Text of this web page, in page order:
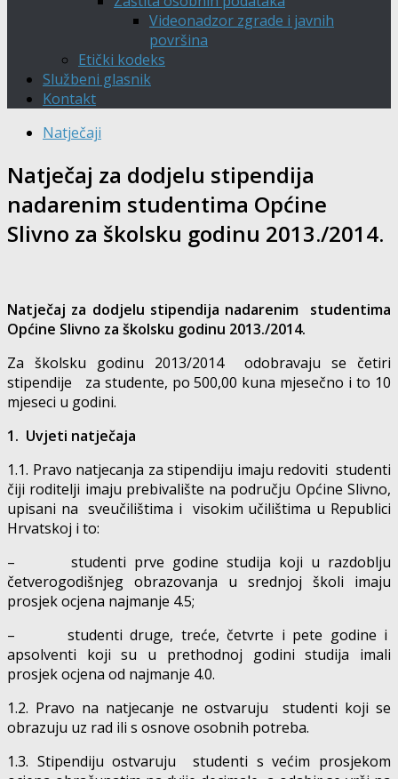
Videonadzor zgrade i javnih
površina
Etički kodeks
Službeni glasnik
Kontakt
Natječaji
Natječaj za dodjelu stipendija
nadarenim studentima Općine
Slivno za školsku godinu 2013./2014.
Natječaj za dodjelu stipendija nadarenim studentima
Općine Slivno za školsku godinu 2013./2014.
Za školsku godinu 2013/2014 odobravaju se četiri
stipendije za studente, po 500,00 kuna mjesečno i to 10
mjeseci u godini.
1. Uvjeti natječaja
1.1. Pravo natjecanja za stipendiju imaju redoviti studenti
čiji roditelji imaju prebivalište na području Općine Slivno,
upisani na sveučilištima i visokim učilištima u Republici
Hrvatskoj i to:
– studenti prve godine studija koji u razdoblju
četverogodišnjeg obrazovanja u srednjoj školi imaju
prosjek ocjena najmanje 4.5;
– studenti druge, treće, četvrte i pete godine i
apsolventi koji su u prethodnoj godini studija imali
prosjek ocjena od najmanje 4.0.
1.2. Pravo na natjecanje ne ostvaruju studenti koji se
obrazuju uz rad ili s osnove osobnih potreba.
1.3. Stipendiju ostvaruju studenti s većim prosjekom